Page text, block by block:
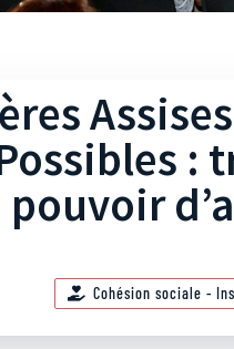
:
pouvoir
Cohésion sociale -